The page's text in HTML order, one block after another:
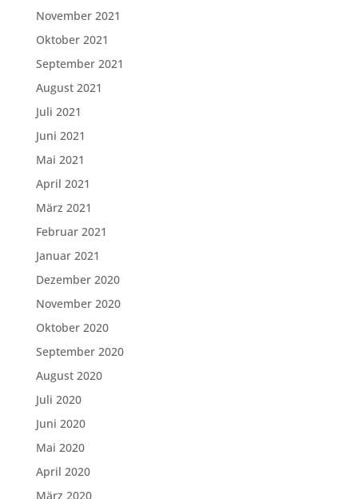
November 2021
Oktober 2021
September 2021
August 2021
Juli 2021
Juni 2021
Mai 2021
April 2021
März 2021
Februar 2021
Januar 2021
Dezember 2020
November 2020
Oktober 2020
September 2020
August 2020
Juli 2020
Juni 2020
Mai 2020
April 2020
März 2020